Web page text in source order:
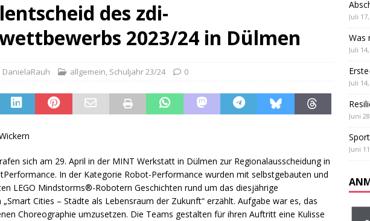
[ Juli 17, 2026 ]
Abschied 4. Klassen ALLGEMEIN
des zdi-
2023/24 in Dülmen
DanielaRauh allgemein, Schuljahr 23/24 0
sich am 29. April in der MINT Werkstatt in Dülmen zur Regionalausscheidung in
In der Kategorie Robot-Performance wurden mit selbstgebauten und
LEGO Mindstorms®-Robotern Geschichten rund um das diesjährige
Cities – Städte als Lebensraum der Zukunft“ erzählt. Aufgabe war es, das
Choreographie umzusetzen. Die Teams gestalten für ihren Auftritt eine Kulisse
Juli
Was
Juli
Juli
Juni
Juni